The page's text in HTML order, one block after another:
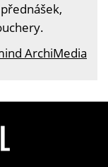
ArchiMedia